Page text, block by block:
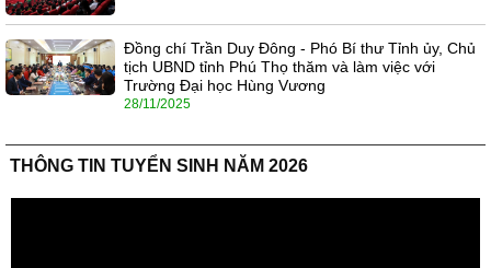
Đồng chí Trần Duy Đông - Phó Bí thư Tỉnh ủy, Chủ
tịch UBND tỉnh Phú Thọ thăm và làm việc với
Trường Đại học Hùng Vương
28/11/2025
THÔNG TIN TUYỂN SINH NĂM 2026